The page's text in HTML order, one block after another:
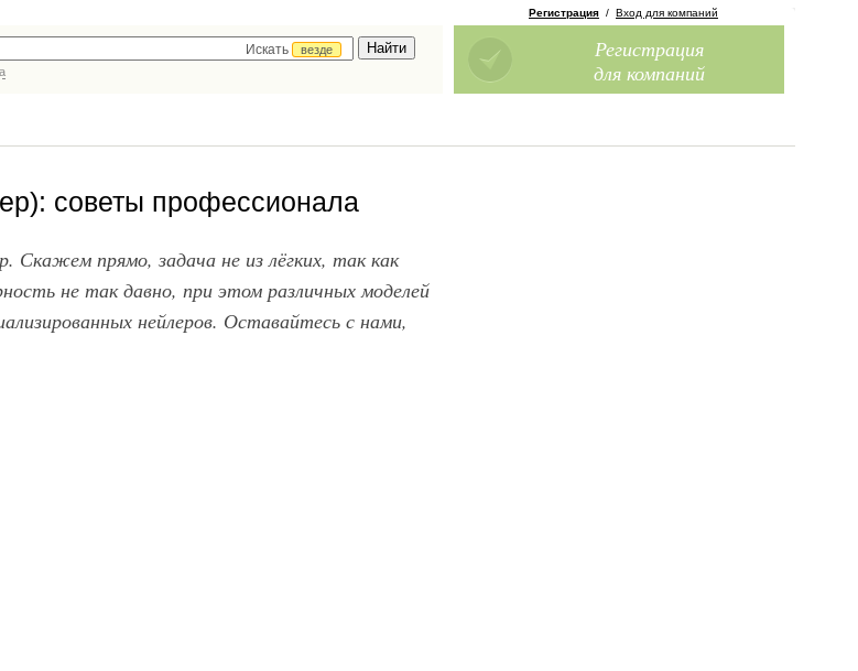
Искать
везде
Регистрация / Вход для компаний
Регистрация
для компаний
советы профессионала
Скажем прямо, задача не из лёгких, так как
не так давно, при этом различных моделей
нейлеров. Оставайтесь с нами,